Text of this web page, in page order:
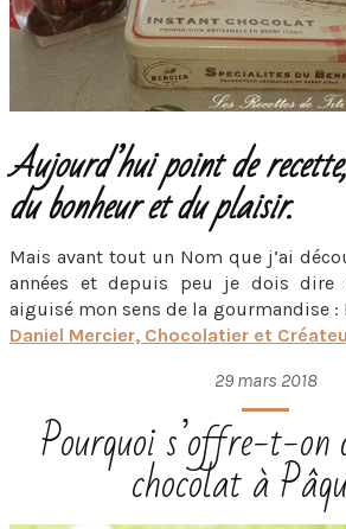
Aujourd’hui point de
du bonheur et du plaisir.
Mais avant tout un Nom que j’ai
années et depuis peu je dois dire
aiguisé mon sens de la gourmandise :
Daniel Mercier, Chocolatier et
29 mars 2018
Pourquoi s’offre-t-on
chocolat à